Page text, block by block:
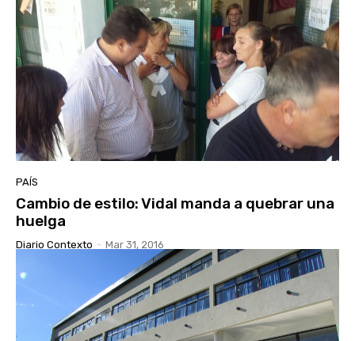
PAÍS
Cambio de estilo: Vidal manda a quebrar una
huelga
Diario Contexto - Mar 31, 2016